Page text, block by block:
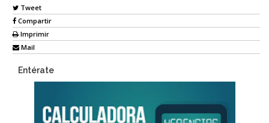
Tweet
Compartir
Imprimir
Mail
Entérate